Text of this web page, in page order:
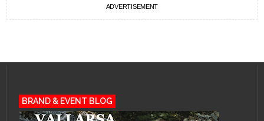
ADVERTISEMENT
BRAND & EVENT BLOG